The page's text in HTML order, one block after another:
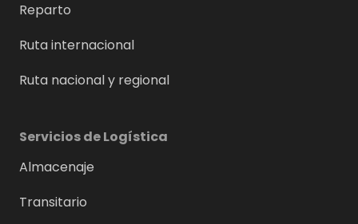
Reparto
Ruta internacional
Ruta nacional y regional
Servicios de Logística
Almacenaje
Transitario